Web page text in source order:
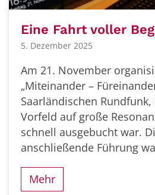
Eine Fahrt voller
5. Dezember 2025
Am 21. November
„Miteinander –
Saarländischen
Vorfeld auf große
schnell ausgebucht war.
anschließende Führung
Mehr